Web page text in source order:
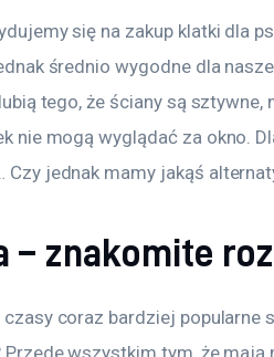
się na zakup klatki dla
średnio wygodne dla
tego, że ściany są
nie mogą wyglądać za okno.
jednak mamy jakąś
– znakomite
coraz bardziej popularne
wszystkim tym, że mają